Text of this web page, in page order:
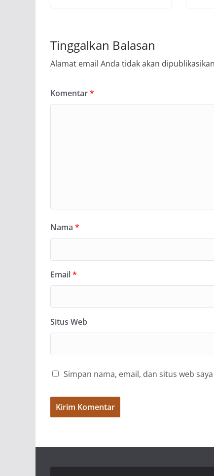
Tinggalkan Balasan
Alamat email Anda tidak akan
Komentar*
Nama *
Email*
Situs Web
Simpan nama, email, dan situs web